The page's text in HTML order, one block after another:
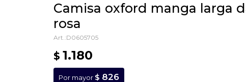
camisa oxford manga larga dama -
rosa
D0605705
$ 1.180
Por mayor $ 826